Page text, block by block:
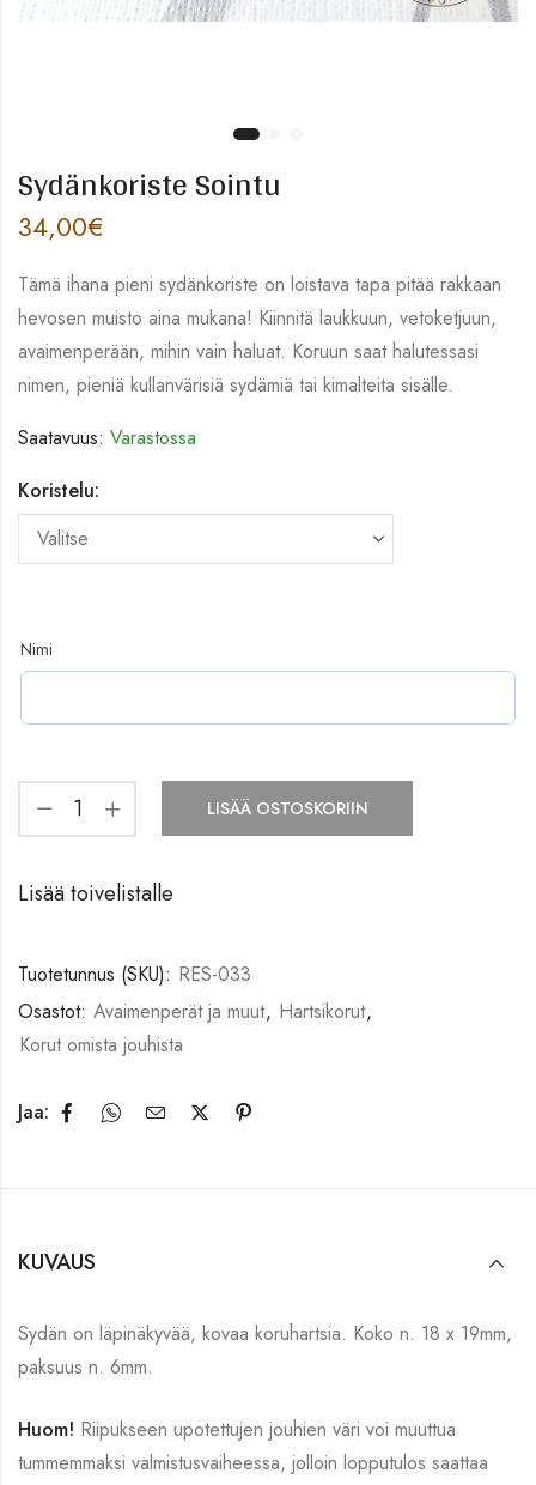
Sydänkoriste Sointu
34,00€
Tämä ihana pieni sydänkoriste on loistava tapa pitää rakkaan
hevosen muisto aina mukana! Kiinnitä laukkuun, vetoketjuun,
avaimenperään, mihin vain haluat. Koruun saat halutessasi
nimen, pieniä kullanvärisiä sydämiä tai kimalteita sisälle.
Saatavuus: Varastossa
Koristelu:
Nimi
LISÄÄ OSTOSKORIIN
Lisää toivelistalle
Tuotetunnus (SKU): RES-033
Osastot: Avaimenperät ja muut, Hartsikorut,
Korut omista jouhista
Jaa:
KUVAUS
Sydän on läpinäkyvää, kovaa koruhartsia. Koko n. 18 x 19mm,
paksuus n. 6mm.
Huom! Riipukseen upotettujen jouhien väri voi muuttua
tummemmaksi valmistusvaiheessa, jolloin lopputulos saattaa